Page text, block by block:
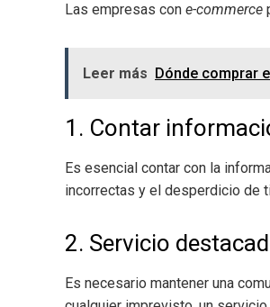
Las empresas con e-commerce
Leer más Dónde comprar
1. Contar
Es esencial contar con la
incorrectas y el desperdicio de
2. Servicio
Es necesario mantener una